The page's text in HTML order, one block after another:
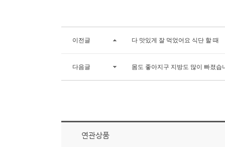
이전글 다 맛있게 잘 먹었어요 식단 할 때
다음글 몸도 좋아지구 지방도 많이 빠졌습
연관상품